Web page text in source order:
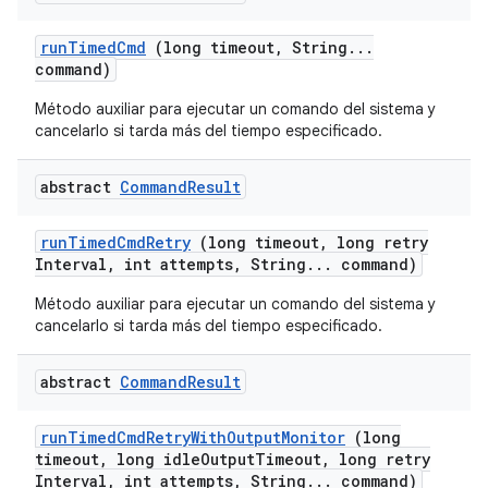
runTimedCmd (long timeout, String . . .
command)
Método auxiliar para ejecutar un comando del sistema y
cancelarlo si tarda más del tiempo especificado.
abstract CommandResult
runTimedCmdRetry (long timeout,
long retry
Interval , int attempts, String . . . command)
Método auxiliar para ejecutar un comando del sistema y
cancelarlo si tarda más del tiempo especificado.
abstract CommandResult
runTimedCmdRetryWithOutputMonitor (long
timeout, long idleOutputTimeout,
long retry
Interval , int attempts, String . . . command)